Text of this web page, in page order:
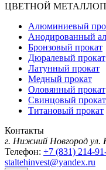
ЦВЕТНОЙ
Алюминиевый
Анодированный
Бронзовый прокат
Дюралевый прокат
Латунный прокат
Медный прокат
Оловянный прокат
Свинцовый прокат
Титановый прокат
Контакты
г. Нижний Новгород ул.
Телефон: +7 (831) 214-
staltehinvest@yandex.ru